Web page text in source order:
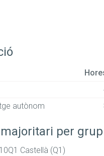
autònom
per grup
Castellà (Q1)